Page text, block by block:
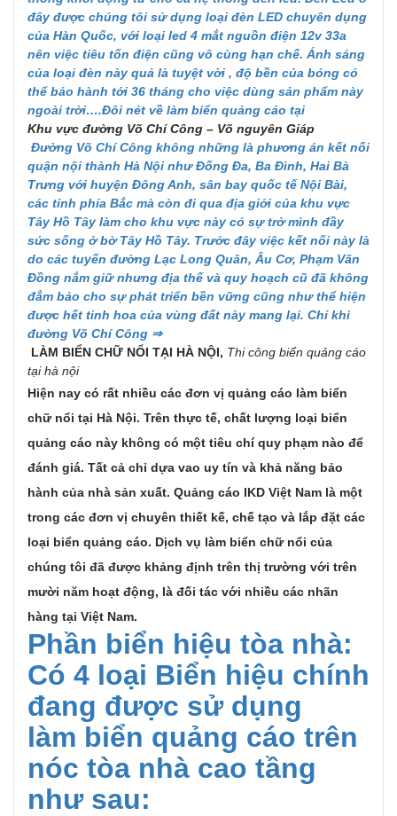
đây được chúng tôi sử dụng loại đèn LED chuyên dụng
của Hàn Quốc, với loại led 4 mắt nguồn điện 12v 33a
nên việc tiêu tốn điện cũng vô cùng hạn chế. Ánh sáng
của loại đèn này quả là tuyệt vời , độ bền của bóng có
thể bảo hành tới 36 tháng cho việc dùng sản phẩm này
ngoài trời….Đôi nét về làm biển quảng cáo tại
Khu vực đường Võ Chí Công – Võ nguyên Giáp
Đường Võ Chí Công không những là phương án kết nối
quận nội thành Hà Nội như Đống Đa, Ba Đình, Hai Bà
Trưng với huyện Đông Anh, sân bay quốc tế Nội Bài,
các tỉnh phía Bắc mà còn đi qua địa giới của khu vực
Tây Hồ Tây làm cho khu vực này có sự trở mình đầy
sức sống ở bờ Tây Hồ Tây. Trước đây việc kết nối này là
do các tuyến đường Lạc Long Quân, Âu Cơ, Phạm Văn
Đồng nắm giữ nhưng địa thế và quy hoạch cũ đã không
đẳm bảo cho sự phát triển bền vững cũng như thể hiện
được hết tinh hoa của vùng đất này mang lại. Chỉ khi
đường Võ Chí Công ⇒
LÀM BIỂN CHỮ NỔI TẠI HÀ NỘI, Thi công biển quảng cáo
tại hà nội
Hiện nay có rất nhiều các đơn vị quảng cáo làm biển
chữ nổi tại Hà Nội. Trên thực tế, chất lượng loại biển
quảng cáo này không có một tiêu chí quy phạm nào để
đánh giá. Tất cả chỉ dựa vao uy tín và khả năng bảo
hành của nhà sản xuất. Quảng cáo IKD Việt Nam là một
trong các đơn vị chuyên thiết kế, chế tạo và lắp đặt các
loại biển quảng cáo. Dịch vụ làm biển chữ nổi của
chúng tôi đã được khảng định trên thị trường với trên
mười năm hoạt động, là đối tác với nhiều các nhãn
hàng tại Việt Nam.
Phần biển hiệu tòa nhà:
Có 4 loại Biển hiệu chính
đang được sử dụng
làm biển quảng cáo trên
nóc tòa nhà cao tầng
như sau: